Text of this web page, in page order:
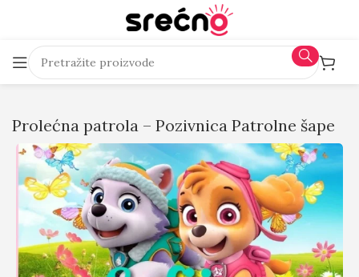
Prolećna patrola – Pozivnica Patrolne šape